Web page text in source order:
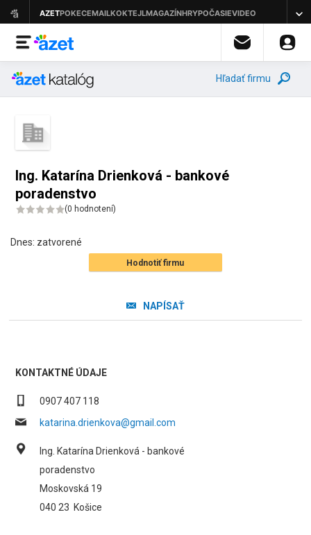
Hľadať firmu
Ing. Katarína Drienková - bankové
poradenstvo
(0 hodnotení)
Dnes: zatvorené
Hodnotiť firmu
NAPÍSAŤ
KONTAKTNÉ ÚDAJE
0907 407 118
katarina.drienkova@gmail.com
Ing. Katarína Drienková - bankové
poradenstvo
Moskovská 19
040 23 Košice